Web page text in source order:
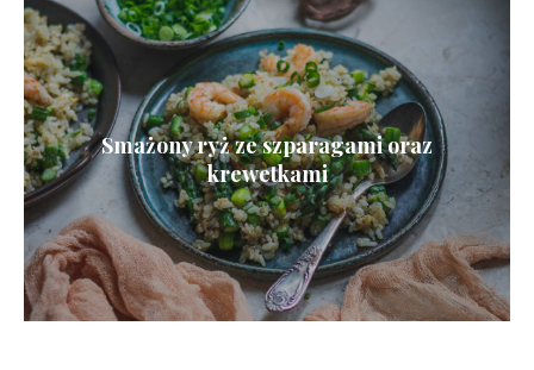
Smażony ryż ze szparagami oraz
krewetkami